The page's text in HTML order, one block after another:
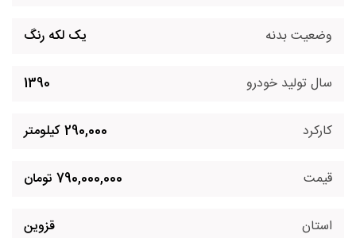
وضعیت بدنه یک لکه رنگ
سال تولید خودرو 1390
کارکرد 290,000 کیلومتر
قیمت 790,000,000 تومان
استان قزوین